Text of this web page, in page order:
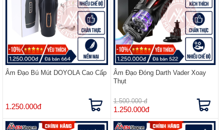
Âm Đạo Bú Mút DOYOLA Cao Cấp
1.250.000đ
Âm Đạo Đóng Darth Vader Xoay
Thụt
1.500.000 đ
1.250.000đ